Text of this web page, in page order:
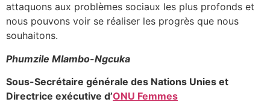
attaquons aux problèmes sociaux les plus profonds et
nous pouvons voir se réaliser les progrès que nous
souhaitons.
Phumzile Mlambo-Ngcuka
Sous-Secrétaire générale des Nations Unies et
Directrice exécutive d’ONU Femmes